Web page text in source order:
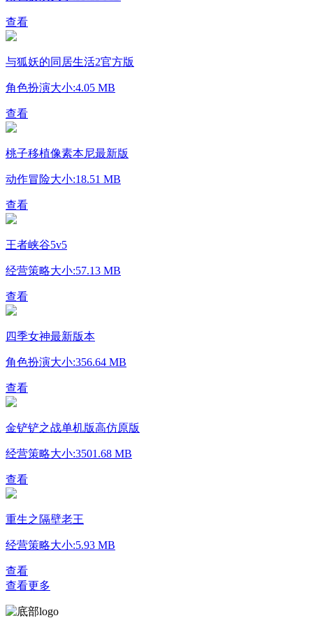
查看
与狐妖的同居生活2官方版
角色扮演大小:4.05 MB
查看
桃子移植像素本尼最新版
动作冒险大小:18.51 MB
查看
王者峡谷5v5
经营策略大小:57.13 MB
查看
四季女神最新版本
角色扮演大小:356.64 MB
查看
金铲铲之战单机版高仿原版
经营策略大小:3501.68 MB
查看
重生之隔壁老王
经营策略大小:5.93 MB
查看
查看更多